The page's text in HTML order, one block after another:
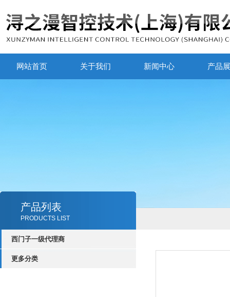
网站首页 关于我们 新闻中心 产品
产品列表
PRODUCTS LIST
西门子一级代理商
更多分类